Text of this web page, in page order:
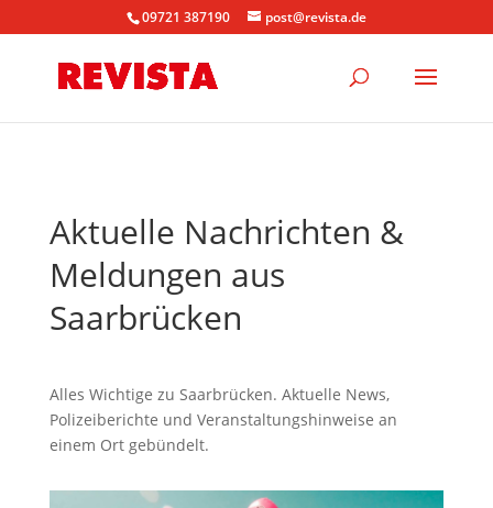
09721 387190 post@revista.de
Aktuelle Nachrichten &
Meldungen aus
Saarbrücken
Alles Wichtige zu Saarbrücken. Aktuelle News,
Polizeiberichte und Veranstaltungshinweise an
einem Ort gebündelt.